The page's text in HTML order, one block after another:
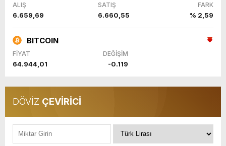
ALIŞ SATIŞ FARK
6.659,69 6.660,55 % 2,59
BITCOIN
FİYAT DEĞİŞİM
64.944,01 -0.119
DÖVİZ ÇEVİRİCİ